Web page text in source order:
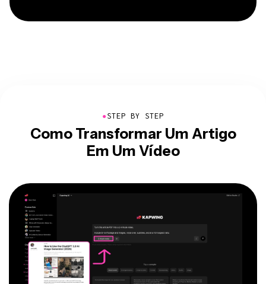
●STEP BY STEP
Como Transformar Um Artigo
Em Um Vídeo